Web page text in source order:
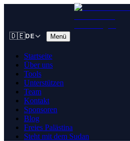
🇩🇪DE Menü
Startseite
Über uns
Tools
Unterstützen
Team
Kontakt
Sponsoren
Blog
Freies Palästina
Steht mit dem Sudan